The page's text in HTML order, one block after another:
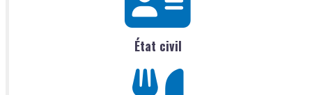
État civil